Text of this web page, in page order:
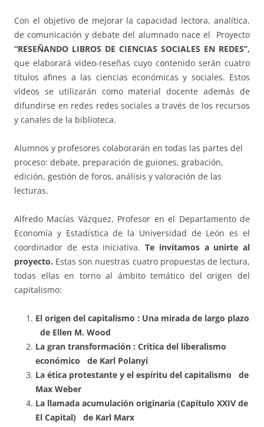
Con el objetivo de mejorar la capacidad lectora, analítica,
de comunicación y debate del alumnado nace el Proyecto
“RESEÑANDO LIBROS DE CIENCIAS SOCIALES EN REDES”,
que elaborará video-reseñas cuyo contenido serán cuatro
títulos afines a las ciencias económicas y sociales. Estos
vídeos se utilizarán como material docente además de
difundirse en redes redes sociales a través de los recursos
y canales de la biblioteca.
Alumnos y profesores colaborarán en todas las partes del
proceso: debate, preparación de guiones, grabación,
edición, gestión de foros, análisis y valoración de las
lecturas.
Alfredo Macías Vázquez, Profesor en el Departamento de
Economía y Estadística de la Universidad de León es el
coordinador de esta iniciativa. Te invitamos a unirte al
proyecto. Estas son nuestras cuatro propuestas de lectura,
todas ellas en torno al ámbito temático del origen del
capitalismo:
El origen del capitalismo : Una mirada de largo plazo
de Ellen M. Wood
La gran transformación : Crítica del liberalismo
económico
de Karl Polanyi
La ética protestante y el espíritu del capitalismo
de
Max Weber
La llamada acumulación originaria (Capítulo XXIV de
El Capital)
de Karl Marx